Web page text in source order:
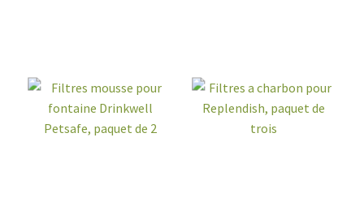
gris
marbré,
Spot
en
plastique,